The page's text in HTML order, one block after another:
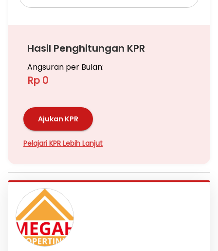
Hasil Penghitungan KPR
Angsuran per Bulan:
Rp 0
Ajukan KPR
Pelajari KPR Lebih Lanjut